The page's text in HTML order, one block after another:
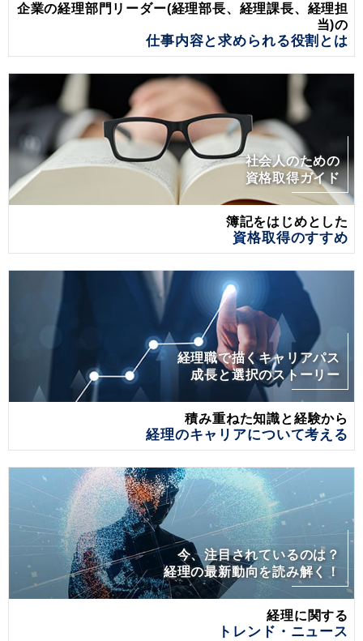
企業の経理部門リーダー(経理部長、経理課長、経理担
当)の
仕事内容と求められる役割とは
社会人のための
資格取得ガイド
簿記をはじめとした
資格取得のすすめ
経理職で描くキャリアパス
成長と選択のストーリー
積み重ねた知識と経験から
経理のキャリアについて考える
今、注目されているのは？
経理の最新動向を読み解く！
経理に関する
トレンド・ニュース